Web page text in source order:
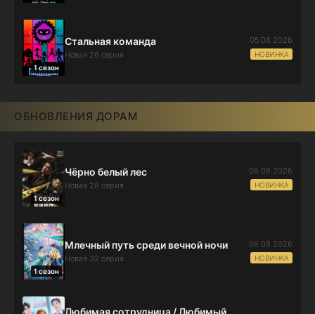
1 сезон
Стальная команда
Новая 26 серия
05.08.2026
НОВИНКА
ОБНОВЛЕНИЯ ДОРАМ
1 сезон
Чёрно белый лес
Новая 28 серия
06.08.2026
НОВИНКА
1 сезон
Млечный путь среди вечной ночи
Новая 32 серия
06.08.2026
НОВИНКА